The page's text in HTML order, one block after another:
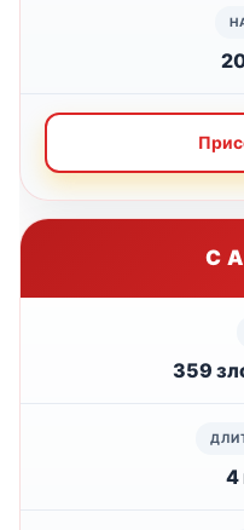
С
359
4